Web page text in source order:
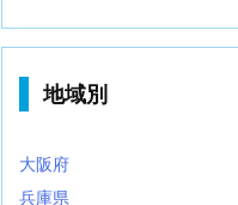
地域別
大阪府
兵庫県